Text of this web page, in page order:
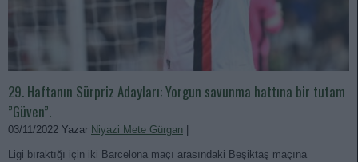
29. Haftanın Sürpriz Adayları: Yorgun savunma hattına bir tutam
”Güven”.
03/11/2022 Yazar Niyazi Mete Gürgan
Ligi bıraktığı için iki Barcelona maçı arasındaki Beşiktaş maçına